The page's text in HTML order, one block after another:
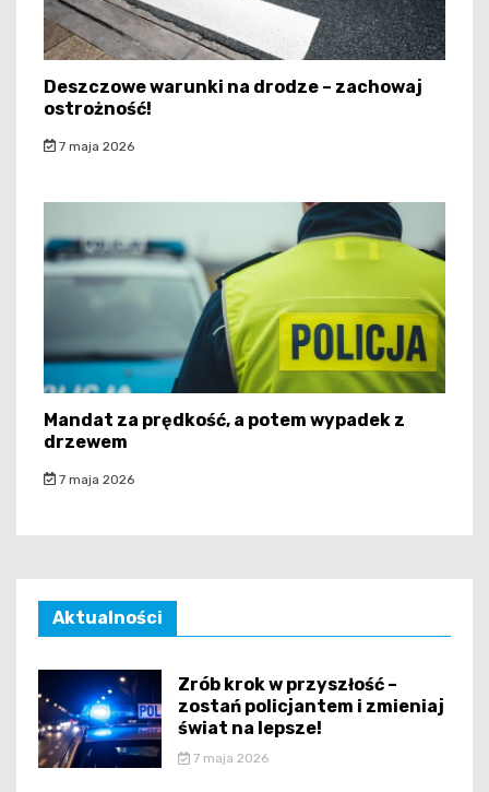
Deszczowe warunki na drodze – zachowaj
ostrożność!
7 maja 2026
Mandat za prędkość, a potem wypadek z
drzewem
7 maja 2026
Aktualności
Zrób krok w przyszłość –
zostań policjantem i zmieniaj
świat na lepsze!
7 maja 2026